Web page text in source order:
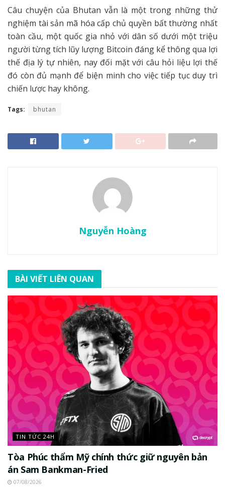
Câu chuyện của Bhutan vẫn là một trong những thử
nghiệm tài sản mã hóa cấp chủ quyền bất thường nhất
toàn cầu, một quốc gia nhỏ với dân số dưới một triệu
người từng tích lũy lượng Bitcoin đáng kể thông qua lợi
thế địa lý tự nhiên, nay đối mặt với câu hỏi liệu lợi thế
đó còn đủ mạnh để biện minh cho việc tiếp tục duy trì
chiến lược hay không.
Tags: bhutan
Nguyễn Hoàng
BÀI VIẾT LIÊN QUAN
TIN TỨC 24H
Tòa Phúc thẩm Mỹ chính thức giữ nguyên bản
án Sam Bankman-Fried
07/08/2026